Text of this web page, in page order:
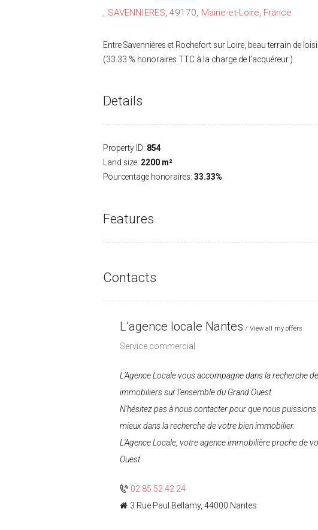
SAVENNIERES 49170 Maine-et-Loire France
Entre Savennières et Rochefort sur Loire, beau terrain de
(33.33 % honoraires TTC à la charge de l’acquéreur.)
Details
Property ID: 854
Land size: 2200 m²
Pourcentage honoraires: 33.33%
Features
Contacts
L’agence locale Nantes View all my offers
Service commercial
L’Agence Locale vous accompagne dans la recherche
immobiliers sur l’ensemble du Grand Ouest.
N'hésitez pas à nous contacter pour que nous
mieux dans la recherche de votre bien immobilier.
L'Agence Locale, votre agence immobilière proche de
Ouest
02 85 52 42 24
3 Rue Paul Bellamy, 44000 Nantes